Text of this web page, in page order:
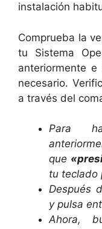
instalación
Comprueba la
tu Sistema
anteriormente
necesario.
a través del
Para
que «p
tu teclado
Después
y pulsa
Ahora,